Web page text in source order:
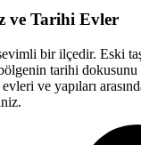
ve Tarihi Evler
bir ilçedir. Eski
tarihi dokusunu
ve yapıları